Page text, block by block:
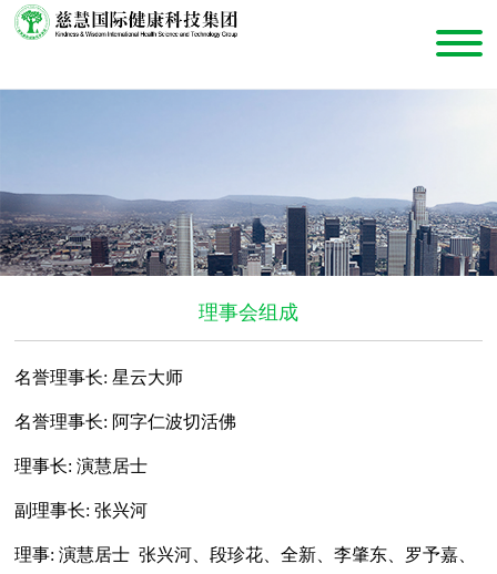
理事会组成
名誉理事长: 星云大师
名誉理事长: 阿字仁波切活佛
理事长: 演慧居士
副理事长: 张兴河
理事: 演慧居士 张兴河、段珍花、全新、李肇东、罗予嘉、